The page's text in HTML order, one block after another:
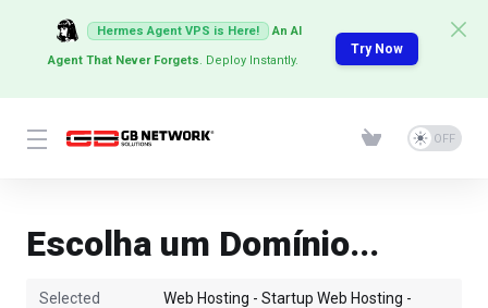
Hermes Agent VPS is Here! An AI
Agent That Never Forgets. Deploy Instantly.
Try Now
Escolha um Domínio...
Selected
Web Hosting - Startup Web Hosting -